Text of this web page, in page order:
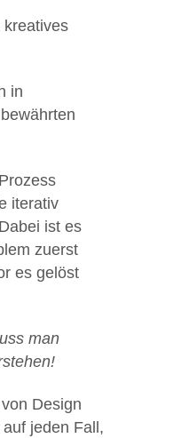
kreatives
in
iterativ
ist es
zuerst
es gelöst
man
Design
jeden Fall,